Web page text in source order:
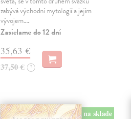
zabývá východní mytologií a jejím
vývojem.…
Zasielame do 12 dní
35,63 €
37,50 € ?
na sklade